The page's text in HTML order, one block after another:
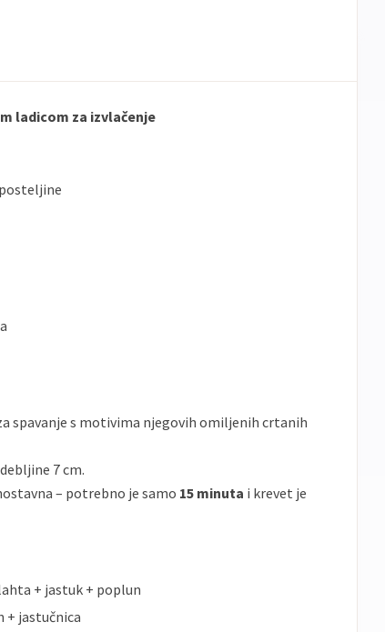
ladicom za izvlačenje
spavanje s motivima njegovih omiljenih crtanih
7 cm.
– potrebno je samo 15 minuta i krevet je
+ jastuk + poplun
+ jastučnica